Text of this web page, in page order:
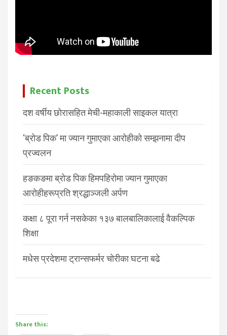
Recent Posts
दश वर्षीय छोरासहित मेची-महाकाली साइकल यात्रा
‘ब्रोड पिक’ मा ज्यान गुमाएका आरोहीको सम्झनामा दीप
प्रज्वलन
हङकङमा ब्रोड पिक हिमपहिरोमा ज्यान गुमाएका
आरोहीहरूप्रति श्रद्धाञ्जली अर्पण
कक्षा ८ पूरा गर्न नसकेका १३७ बालबालिकालाई वैकल्पिक
शिक्षा
मधेस प्रदेशमा ट्रान्सफर्मर चोरीका घटना बढे
Share this: